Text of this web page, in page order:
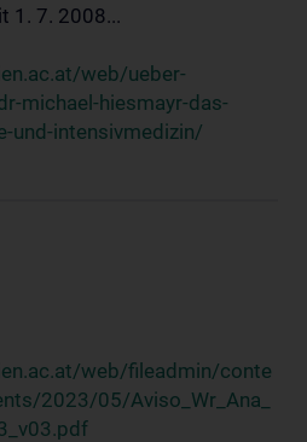
1. 7. 2008...
web/ueber-
michael-hiesmayr-das-
und-intensivmedizin/
web/fileadmin/conte
2023/05/Aviso_Wr_Ana_